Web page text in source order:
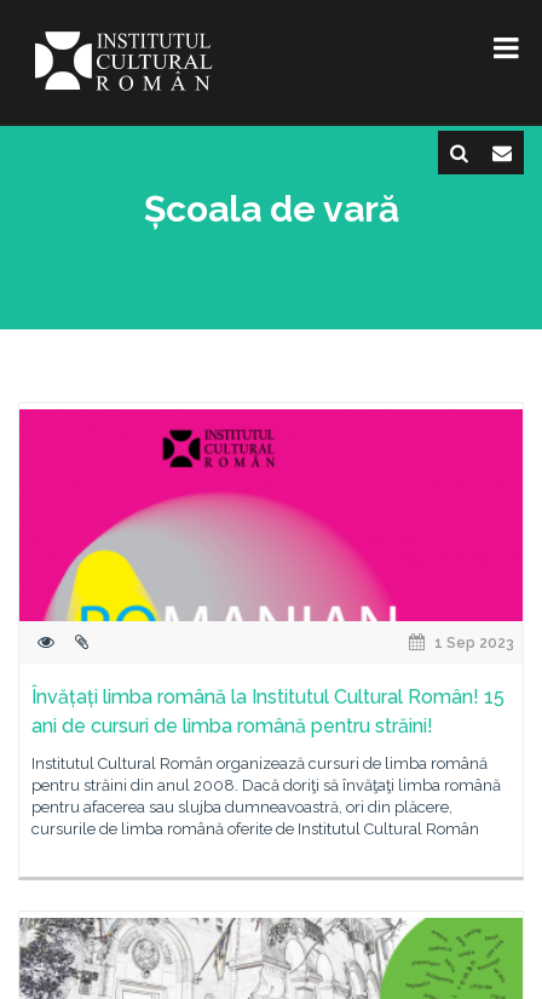
Școala de vară
1 Sep 2023
Învățați limba română la Institutul Cultural Român! 15
ani de cursuri de limba română pentru străini!
Institutul Cultural Român organizează cursuri de limba română
pentru străini din anul 2008. Dacă doriţi să învăţaţi limba română
pentru afacerea sau slujba dumneavoastră, ori din plăcere,
cursurile de limba română oferite de Institutul Cultural Român